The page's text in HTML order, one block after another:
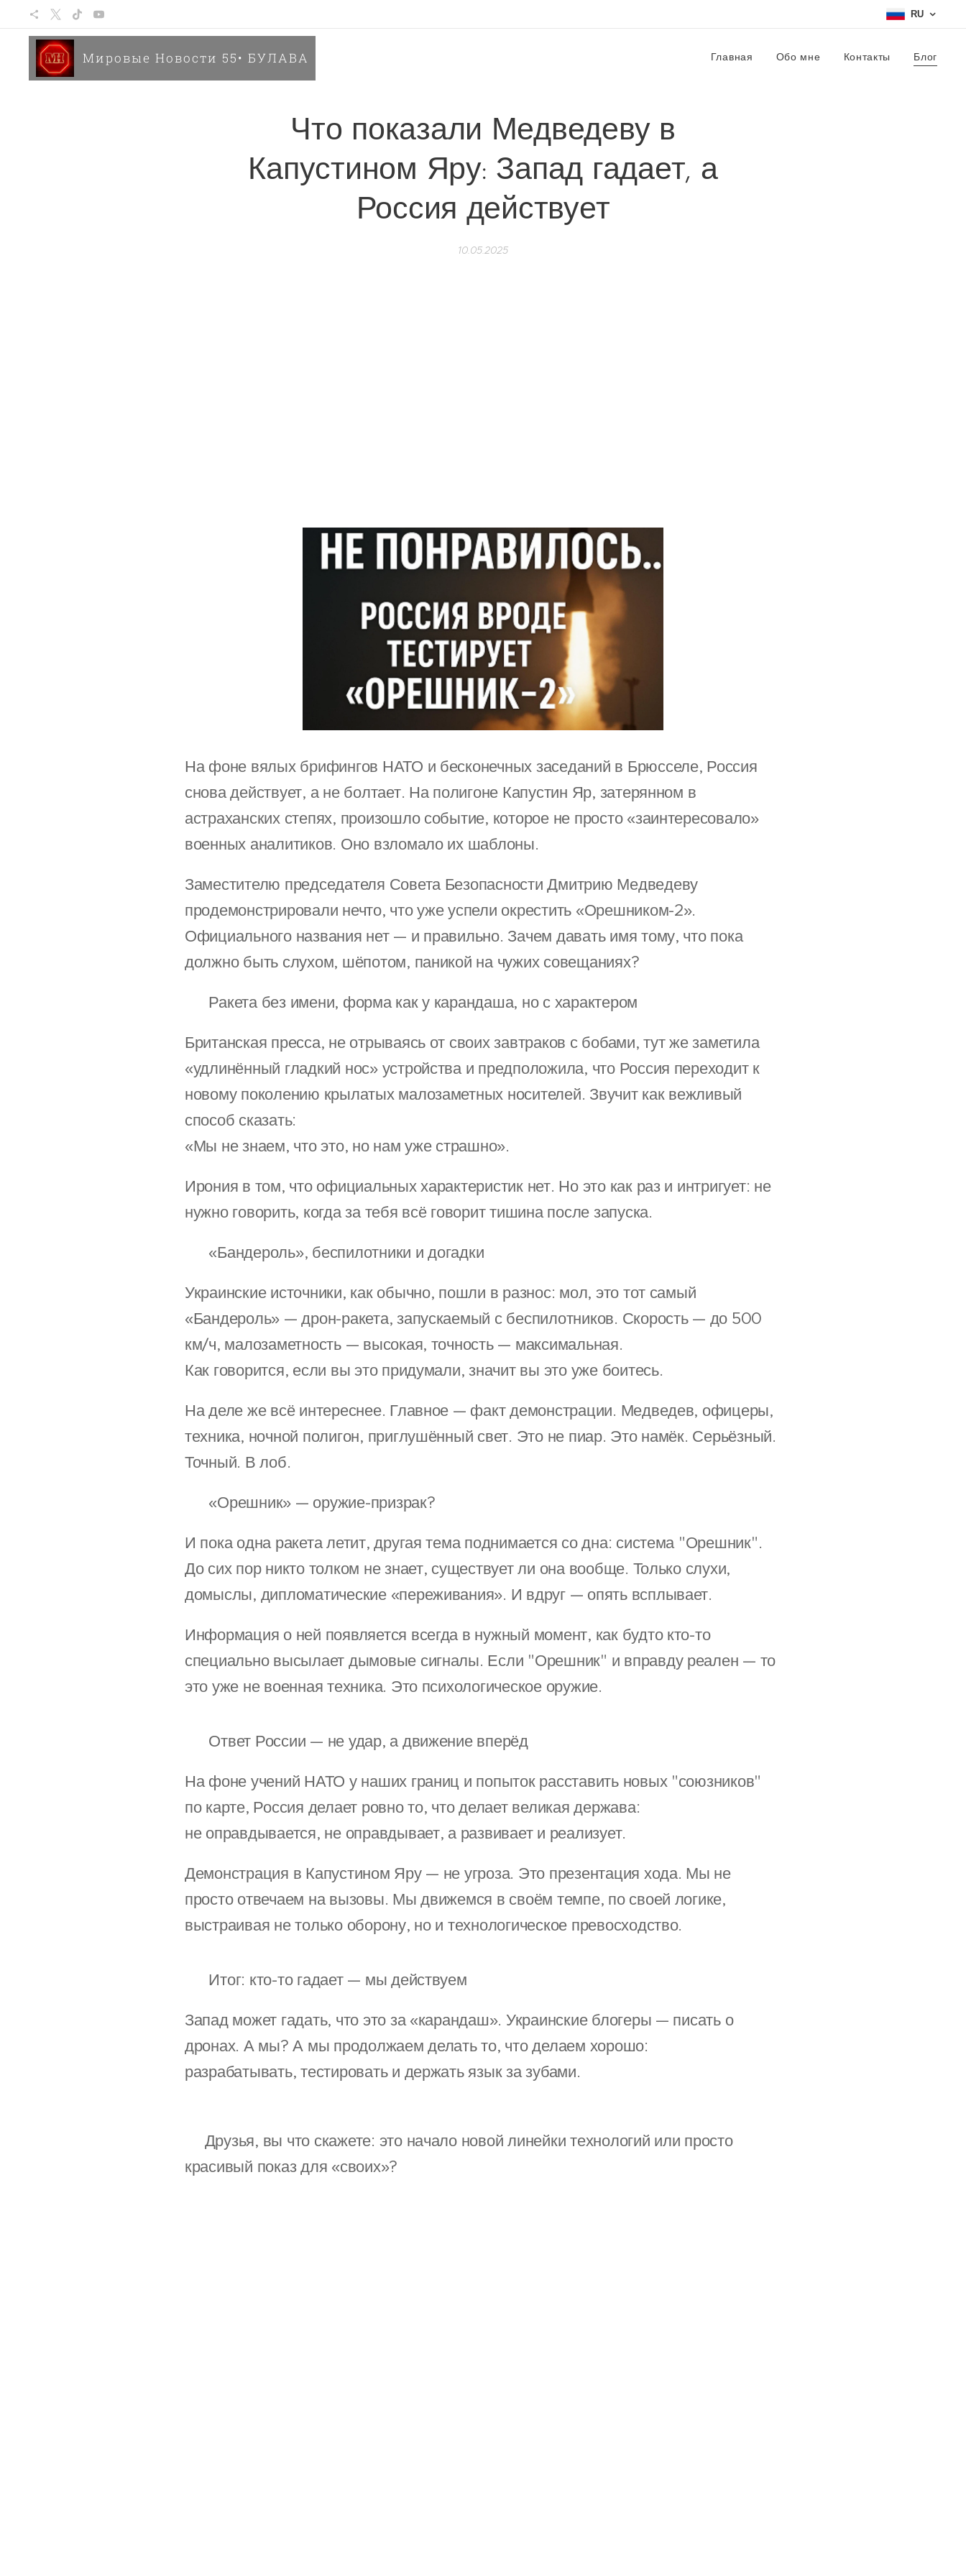
RU
Мировые Новости 55• БУЛАВА Главная Обо мне Контакты Блог
Что показали Медведеву в
Капустином Яру: Запад гадает, а
Россия действует
10.05.2025
На фоне вялых брифингов НАТО и бесконечных заседаний в Брюсселе, Россия
снова действует, а не болтает. На полигоне Капустин Яр, затерянном в
астраханских степях, произошло событие, которое не просто «заинтересовало»
военных аналитиков. Оно взломало их шаблоны.
Заместителю председателя Совета Безопасности Дмитрию Медведеву
продемонстрировали нечто, что уже успели окрестить «Орешником-2».
Официального названия нет — и правильно. Зачем давать имя тому, что пока
должно быть слухом, шёпотом, паникой на чужих совещаниях?
💡 Ракета без имени, форма как у карандаша, но с характером
Британская пресса, не отрываясь от своих завтраков с бобами, тут же заметила
«удлинённый гладкий нос» устройства и предположила, что Россия переходит к
новому поколению крылатых малозаметных носителей. Звучит как вежливый
способ сказать:
«Мы не знаем, что это, но нам уже страшно».
Ирония в том, что официальных характеристик нет. Но это как раз и интригует: не
нужно говорить, когда за тебя всё говорит тишина после запуска.
🧠 «Бандероль», беспилотники и догадки
Украинские источники, как обычно, пошли в разнос: мол, это тот самый
«Бандероль» — дрон-ракета, запускаемый с беспилотников. Скорость — до 500
км/ч, малозаметность — высокая, точность — максимальная.
Как говорится, если вы это придумали, значит вы это уже боитесь.
На деле же всё интереснее. Главное — факт демонстрации. Медведев, офицеры,
техника, ночной полигон, приглушённый свет. Это не пиар. Это намёк. Серьёзный.
Точный. В лоб.
🌀 «Орешник» — оружие-призрак?
И пока одна ракета летит, другая тема поднимается со дна: система "Орешник".
До сих пор никто толком не знает, существует ли она вообще. Только слухи,
домыслы, дипломатические «переживания». И вдруг — опять всплывает.
Информация о ней появляется всегда в нужный момент, как будто кто-то
специально высылает дымовые сигналы. Если "Орешник" и вправду реален — то
это уже не военная техника. Это психологическое оружие.
🇷🇺 Ответ России — не удар, а движение вперёд
На фоне учений НАТО у наших границ и попыток расставить новых "союзников"
по карте, Россия делает ровно то, что делает великая держава:
не оправдывается, не оправдывает, а развивает и реализует.
Демонстрация в Капустином Яру — не угроза. Это презентация хода. Мы не
просто отвечаем на вызовы. Мы движемся в своём темпе, по своей логике,
выстраивая не только оборону, но и технологическое превосходство.
🔚 Итог: кто-то гадает — мы действуем
Запад может гадать, что это за «карандаш». Украинские блогеры — писать о
дронах. А мы? А мы продолжаем делать то, что делаем хорошо:
разрабатывать, тестировать и держать язык за зубами.
❓Друзья, вы что скажете: это начало новой линейки технологий или просто
красивый показ для «своих»?